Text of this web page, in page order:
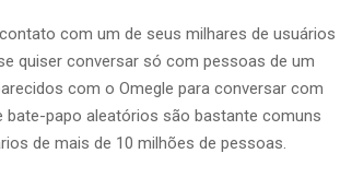
com um de seus milhares de usuários
quiser conversar só com pessoas de um
com o Omegle para conversar com
bate-papo aleatórios são bastante comuns
de mais de 10 milhões de pessoas.